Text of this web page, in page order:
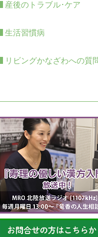
産後のトラブル･ケア
生活習慣病
リビングかなざわへの質